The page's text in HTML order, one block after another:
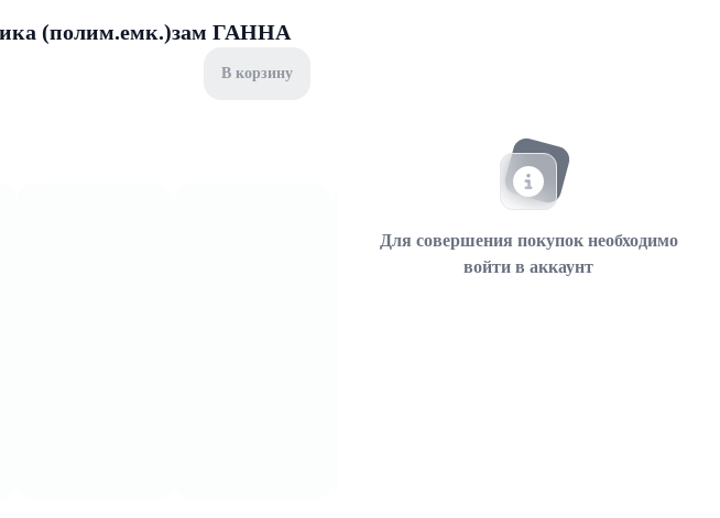
(полим.емк.)зам ГАННА
В корзину
Для совершения покупок необходимо
войти в аккаунт